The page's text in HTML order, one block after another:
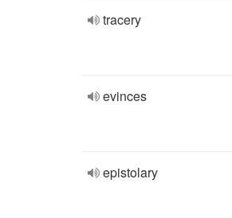
tracery
evinces
epistolary